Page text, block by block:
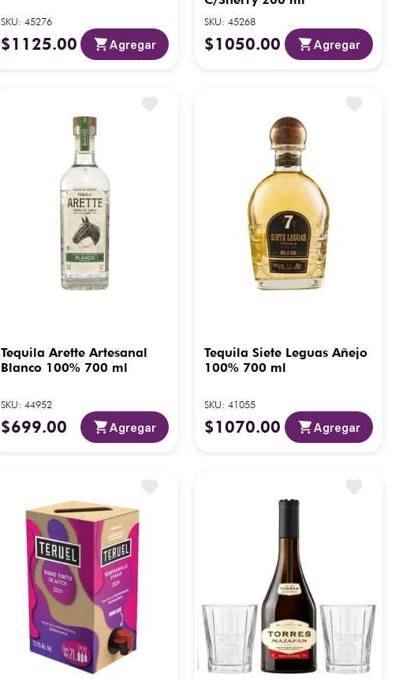
SKU: 45276
$1125.00 Agregar
SKU:45268
$1050.00 Agregar
Tequila Arette Artesanal
Blanco 100% 700 ml
SKU: 44952
$699.00 Agregar
Tequila Siete Leguas Añejo
100% 700 ml
SKU:41055
$1070.00 Agregar